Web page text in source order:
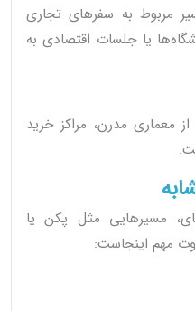
مربوط به سفرهای تجاری
یا جلسات اقتصادی به
معماری مدرن، مراکز خرید
مسیرهایی مثل پکن یا
مهم اینجاست: